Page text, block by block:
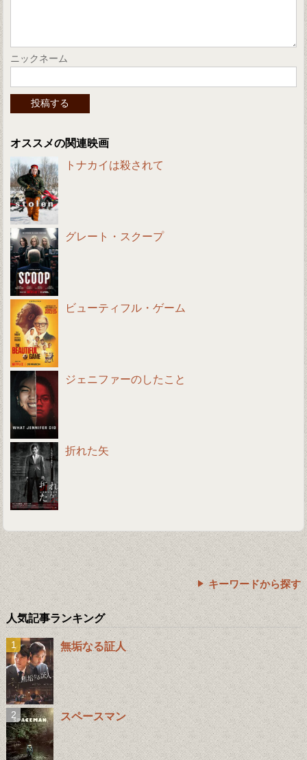
ニックネーム
オススメの関連映画
トナカイは殺されて
グレート・スクープ
ビューティフル・ゲーム
ジェニファーのしたこと
折れた矢
キーワードから探す
人気記事ランキング
無垢なる証人
スペースマン